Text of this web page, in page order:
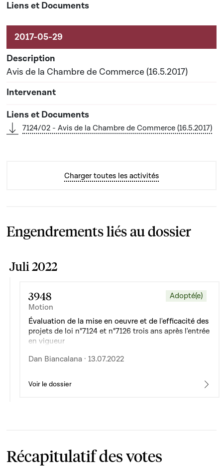
Avis de la Chambre de Commerce (16.5.2017)
7124/02 - Avis de la Chambre de Commerce (16.5.2017)
Charger toutes les activités
Engendrements liés au dossier
Juli 2022
3948
Motion
Adopté(e)
Évaluation de la mise en oeuvre et de l'efficacité des
projets de loi n°7124 et n°7126 trois ans après l'entrée
en vigueur
Dan Biancalana · 13.07.2022
Voir le dossier
Récapitulatif des votes